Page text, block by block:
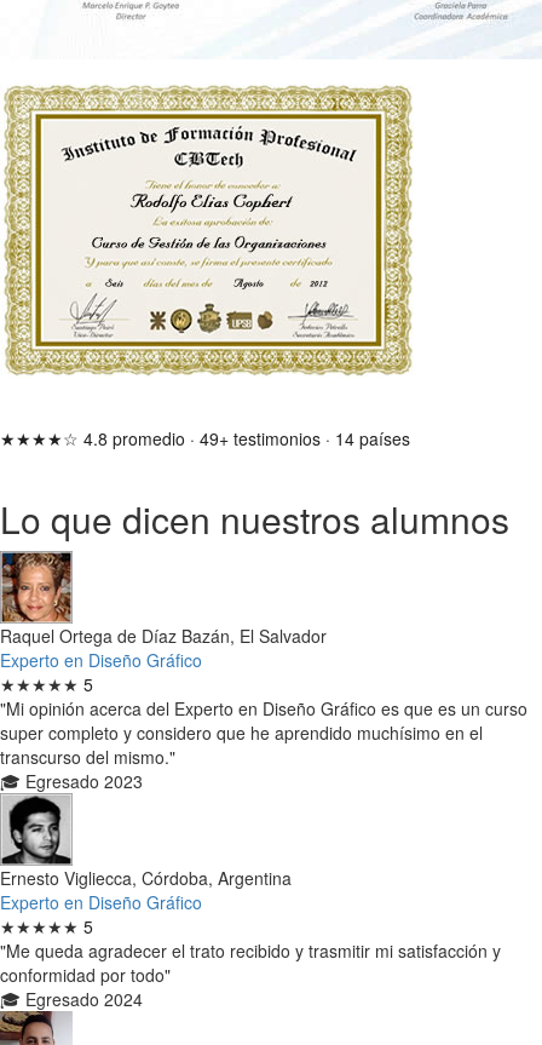
★★★★☆ 4.8 promedio · 49+ testimonios · 14 países
Lo que dicen nuestros alumnos
Raquel Ortega de Díaz Bazán, El Salvador
Experto en Diseño Gráfico
★★★★★ 5
"Mi opinión acerca del Experto en Diseño Gráfico es que es un curso
super completo y considero que he aprendido muchísimo en el
transcurso del mismo."
🎓 Egresado 2023
Ernesto Vigliecca, Córdoba, Argentina
Experto en Diseño Gráfico
★★★★★ 5
"Me queda agradecer el trato recibido y trasmitir mi satisfacción y
conformidad por todo"
🎓 Egresado 2024